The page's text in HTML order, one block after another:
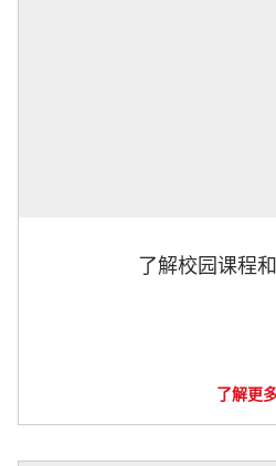
了解校园课程
了解更